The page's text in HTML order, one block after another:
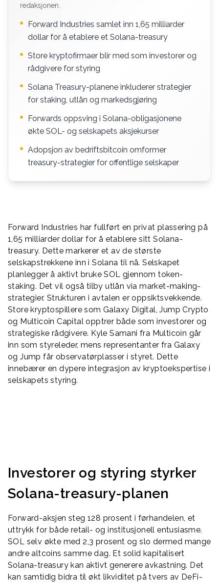
redaksjonen.
Forward Industries samlet inn 1,65 milliarder
dollar for å etablere et Solana-treasury
Store kryptofirmaer blir med som investorer og
rådgivere for styring
Solana Treasury-planene inkluderer strategier
for staking, utlån og markedsgjøring
Forwards oppsving i Solana-obligasjonene
økte SOL- og selskapets aksjekurser
Adopsjon av bedriftsbitcoin omformer
treasury-strategier for offentlige selskaper
Forward Industries har fullført en privat plassering på
1,65 milliarder dollar for å etablere sitt Solana-
treasury. Dette markerer et av de største
selskapstrekkene inn i Solana til nå. Selskapet
planlegger å aktivt bruke SOL gjennom token-
staking. Det vil også tilby utlån via market-making-
strategier. Strukturen i avtalen er oppsiktsvekkende.
Store kryptospillere som Galaxy Digital, Jump Crypto
og Multicoin Capital opptrer både som investorer og
strategiske rådgivere. Kyle Samani fra Multicoin går
inn som styreleder, mens representanter fra Galaxy
og Jump får observatørplasser i styret. Dette
innebærer en dypere integrasjon av kryptoekspertise i
selskapets styring.
Investorer og styring styrker
Solana-treasury-planen
Forward-aksjen steg 128 prosent i førhandelen, et
uttrykk for både retail- og institusjonell entusiasme.
SOL selv økte med 2,3 prosent og slo dermed mange
andre altcoins samme dag. Et solid kapitalisert
Solana-treasury kan aktivt generere avkastning. Det
kan samtidig bidra til økt likviditet på tvers av DeFi-